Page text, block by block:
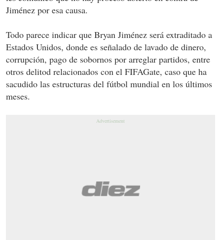
Jiménez por esa causa.
Todo parece indicar que Bryan Jiménez será extraditado a
Estados Unidos, donde es señalado de lavado de dinero,
corrupción, pago de sobornos por arreglar partidos, entre
otros delitod relacionados con el FIFAGate, caso que ha
sacudido las estructuras del fútbol mundial en los últimos
meses.